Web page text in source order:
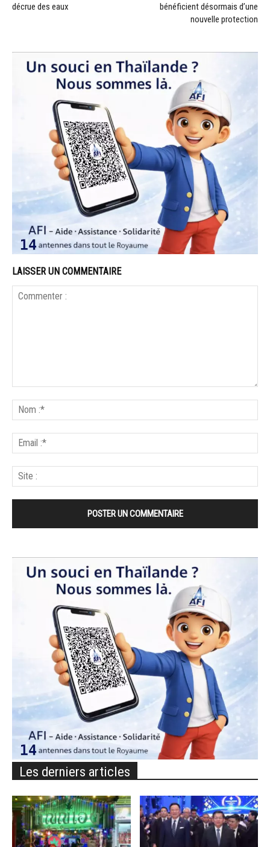
décrue des eaux
bénéficient désormais d’une
nouvelle protection
LAISSER UN COMMENTAIRE
Les derniers articles